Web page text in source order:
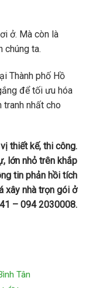
ở. Mà còn là
chúng ta.
Thành phố Hồ
để tối ưu hóa
nhất cho
thiết kế, thi công.
lớn nhỏ trên khắp
tin phản hồi tích
xây nhà trọn gói ở
– 094 2030008.
Tân